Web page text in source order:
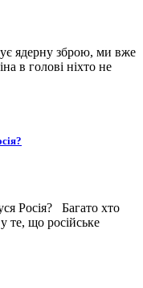
ядерну зброю, ми вже
в голові ніхто не
Росія? Багато хто
те, що російське